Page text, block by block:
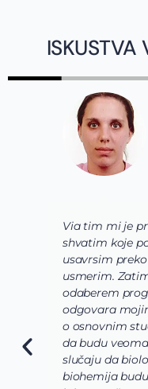
ISKUSTVA
Via tim mi je
shvatim koje
usavrsim
usmerim.
odaberem
odgovara
o osnovnim
da budu
slučaju da
biohemija